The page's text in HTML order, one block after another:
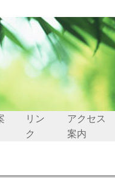
リン
ク
アクセス
案内